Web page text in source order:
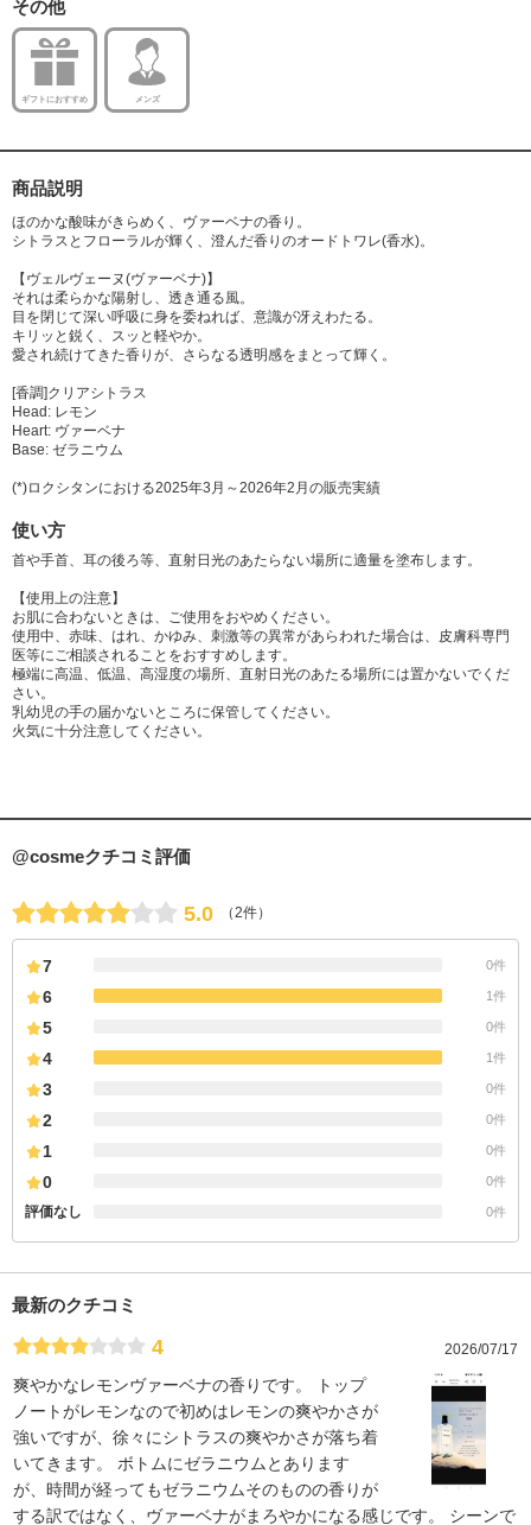
その他
ギフトにおすすめ メンズ
商品説明
ほのかな酸味がきらめく、ヴァーベナの香り。
シトラスとフローラルが輝く、澄んだ香りのオードトワレ(香水)。
【ヴェルヴェーヌ(ヴァーベナ)】
それは柔らかな陽射し、透き通る風。
目を閉じて深い呼吸に身を委ねれば、意識が冴えわたる。
キリッと鋭く、スッと軽やか。
愛され続けてきた香りが、さらなる透明感をまとって輝く。
[香調]クリアシトラス
Head: レモン
Heart: ヴァーベナ
Base: ゼラニウム
(*)ロクシタンにおける2025年3月～2026年2月の販売実績
使い方
首や手首、耳の後ろ等、直射日光のあたらない場所に適量を塗布します。
【使用上の注意】
お肌に合わないときは、ご使用をおやめください。
使用中、赤味、はれ、かゆみ、刺激等の異常があらわれた場合は、皮膚科専門
医等にご相談されることをおすすめします。
極端に高温、低温、高湿度の場所、直射日光のあたる場所には置かないでくだ
さい。
乳幼児の手の届かないところに保管してください。
火気に十分注意してください。
@cosmeクチコミ評価
5.0 （2件）
7 0件
6 1件
5 0件
4 1件
3 0件
2 0件
1 0件
0 0件
評価なし 0件
最新のクチコミ
4 2026/07/17
爽やかなレモンヴァーベナの香りです。 トップ
ノートがレモンなので初めはレモンの爽やかさが
強いですが、徐々にシトラスの爽やかさが落ち着
いてきます。 ボトムにゼラニウムとあります
が、時間が経ってもゼラニウムそのものの香りが
する訳ではなく、ヴァーベナがまろやかになる感じです。 シーンで